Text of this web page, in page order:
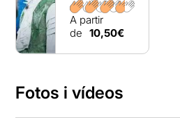
A partir
de 10,50€
Fotos i vídeos